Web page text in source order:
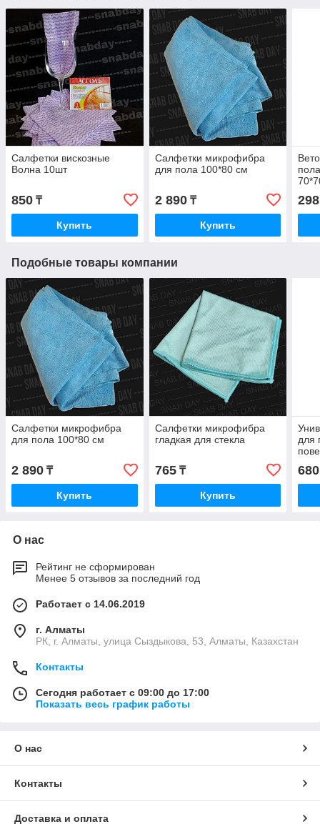
Салфетки вискозные
Волна 10шт
850 ₸
Купить
Салфетки микрофибра
для пола 100*80 см
2 890₸
Купить
298
Подобные товары компании
Салфетки микрофибра
для пола 100*80 см
2 890 ₸
Купить
Салфетки микрофибра
гладкая для стекла
765₸
Купить
для
680
О нас
Рейтинг не сформирован
Менее 5 отзывов за последний год
Работает с 14.06.2019
г. Алматы
РК, г. Алматы, улица Сыздыкова, 53, Алматы, Казахстан
Контакты
Сегодня работает с 09:00 до 17:00
Показать весь график работы
О нас
Контакты
Доставка и оплата